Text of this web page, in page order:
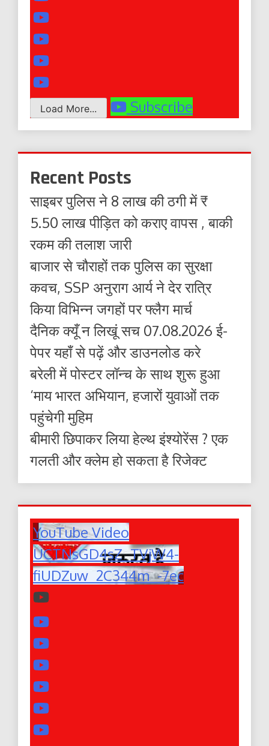
Load More... Subscribe
Recent Posts
साइबर पुलिस ने 8 लाख की ठगी में ₹
5.50 लाख पीड़ित को कराए वापस , बाकी
रकम की तलाश जारी
बाजार से चौराहों तक पुलिस का सुरक्षा
कवच, SSP अनुराग आर्य ने देर रात्रि
किया विभिन्न जगहों पर फ्लैग मार्च
दैनिक क्यूँ न लिखूं सच 07.08.2026 ई-
पेपर यहाँ से पढ़ें और डाउनलोड करे
बरेली में पोस्टर लॉन्च के साथ शुरू हुआ
‘माय भारत अभियान, हजारों युवाओं तक
पहुंचेगी मुहिम
बीमारी छिपाकर लिया हेल्थ इंश्योरेंस ? एक
गलती और क्लेम हो सकता है रिजेक्ट
YouTube Video
UCTNsGD4sZ_TVjW4-
fiUDZuw_2C344m_-7ec